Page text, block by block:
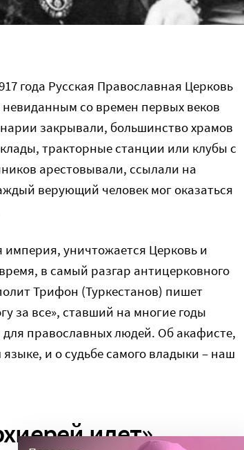
года Русская Православная Церковь
со времен первых веков
закрывали, большинство храмов
тракторные станции или клубы с
арестовывали, ссылали на
верующий человек мог оказаться
империя, уничтожается Церковь и
в самый разгар антицерковного
Трифон (Туркестанов) пишет
за все», ставший на многие годы
православных людей. Об акафисте,
и о судьбе самого владыки – наш
идет»